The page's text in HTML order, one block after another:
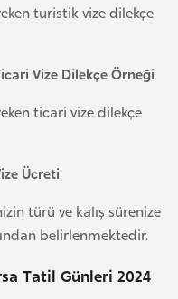
turistik vize dilekçe
Vize Dilekçe Örneği
ticari vize dilekçe
Ücreti
türü ve kalış sürenize
belirlenmektedir.
Tatil Günleri 2024